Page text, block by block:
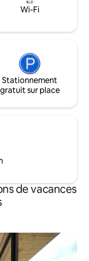
Wi-Fi
Stationnement
gratuit sur place
de vacances